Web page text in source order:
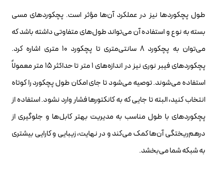
طول پچکوردها نیز در عملکرد آن‌ها مؤثر است. پچکوردهای مسی
بسته به نوع و استفاده آن می‌تواند طول‌های متفاوتی داشته باشد که
می‌توان به پچکورد ۸ سانتی‌متری تا پچکورد ۱۰ متری اشاره کرد.
پچکوردهای فیبر نوری نیز در اندازه‌های ۱ متر تا حداکثر ۱۵ متر معمولاً
استفاده می‌شوند. توصیه می‌شود تا جای امکان طول پچکورد را کوتاه
انتخاب کنید، البته تا جایی که به کانکتورها فشار وارد نشود. استفاده از
پچکوردهای با طول مناسب به مدیریت بهتر کابل‌ها و جلوگیری از
درهم‌ریختگی آن‌ها کمک می‌کند و در نهایت، زیبایی و کارایی بیشتری
به شبکه شما می‌بخشد.